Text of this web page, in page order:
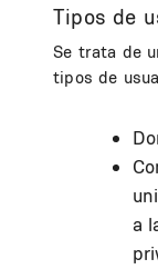
Tipos de
Se trata de
tipos de
a